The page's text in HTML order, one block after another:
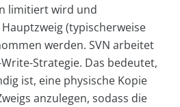
limitiert wird und
(typischerweise
werden. SVN arbeitet
Strategie. Das bedeutet,
ist, eine physische Kopie
anzulegen, sodass die